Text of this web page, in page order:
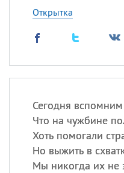
Открытка
Сегодня
Что на чужбине
Хоть помогали
Но выжить в
Мы никогда их не